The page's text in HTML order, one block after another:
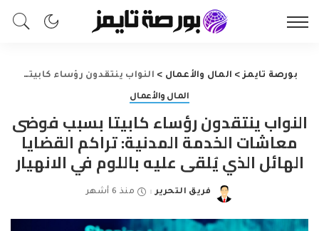
بورصة تايمز> المال والأعمال > النواب ينتقدون رؤساء كابيتا بسبب فوضى معاشات الخدمة المدنية: تراكم القضايا الهائل الذي يُلقى عليه باللوم في الانهيار
المال والأعمال
النواب ينتقدون رؤساء كابيتا بسبب فوضى
معاشات الخدمة المدنية: تراكم القضايا
الهائل الذي يُلقى عليه باللوم في الانهيار
Posted
فريق التحرير منذ 6 أشهر